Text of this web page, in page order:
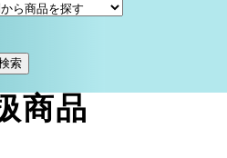
索
商品